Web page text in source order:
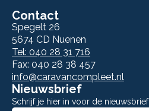
Contact
Spegelt 26
5674 CD Nuenen
Tel: 040 28 31 716
Fax: 040 28 38 457
info@caravancompleet.nl
Nieuwsbrief
Schrijf je hier in voor de nieuwsbrief